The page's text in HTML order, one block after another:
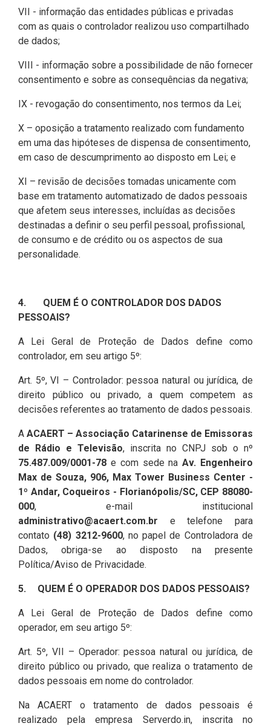
VII - informação das entidades públicas e privadas
com as quais o controlador realizou uso compartilhado
de dados;
VIII - informação sobre a possibilidade de não fornecer
consentimento e sobre as consequências da negativa;
IX - revogação do consentimento, nos termos da Lei;
X – oposição a tratamento realizado com fundamento
em uma das hipóteses de dispensa de consentimento,
em caso de descumprimento ao disposto em Lei; e
XI – revisão de decisões tomadas unicamente com
base em tratamento automatizado de dados pessoais
que afetem seus interesses, incluídas as decisões
destinadas a definir o seu perfil pessoal, profissional,
de consumo e de crédito ou os aspectos de sua
personalidade.
4. QUEM É O CONTROLADOR DOS DADOS
PESSOAIS?
A Lei Geral de Proteção de Dados define como
controlador, em seu artigo 5º:
Art. 5º, VI – Controlador: pessoa natural ou jurídica, de
direito público ou privado, a quem competem as
decisões referentes ao tratamento de dados pessoais.
A ACAERT – Associação Catarinense de Emissoras
de Rádio e Televisão, inscrita no CNPJ sob o nº
75.487.009/0001-78 e com sede naAv. Engenheiro
Max de Souza, 906, Max Tower Business Center -
1º Andar, Coqueiros - Florianópolis/SC, CEP 88080-
000, e-mail institucional
administrativo@acaert.com.br e telefone para
contato (48) 3212-9600, no papel de Controladora de
Dados, obriga-se ao disposto na presente
Política/Aviso de Privacidade.
5. QUEM É O OPERADOR DOS DADOS PESSOAIS?
A Lei Geral de Proteção de Dados define como
operador, em seu artigo 5º:
Art. 5º, VII – Operador: pessoa natural ou jurídica, de
direito público ou privado, que realiza o tratamento de
dados pessoais em nome do controlador.
Na ACAERT o tratamento de dados pessoais é
realizado pela empresa Serverdo.in, inscrita no